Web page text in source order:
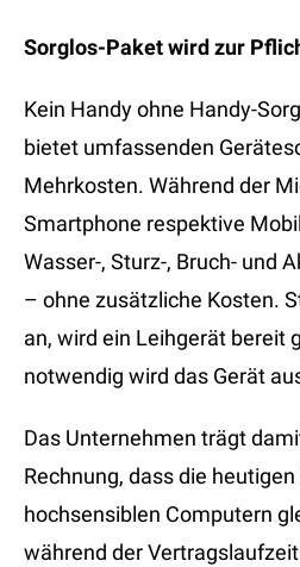
Sorglos-Paket wird zur
Kein Handy ohne Handy-
bietet umfassenden
Mehrkosten. Während der
Smartphone respektive
Wasser-, Sturz-, Bruch- und
– ohne zusätzliche Kosten.
an, wird ein Leihgerät bereit
notwendig wird das Gerät
Das Unternehmen trägt
Rechnung, dass die
hochsensiblen Computern
während der